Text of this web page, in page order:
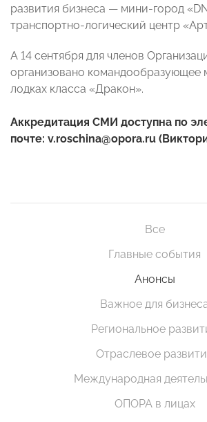
развития бизнеса — мини-город
транспортно-логический центр
А 14 сентября для членов
организовано командообразующее
лодках класса «Дракон».
Аккредитация СМИ доступна по
почте: v.roschina@opora.ru
Все
Главные события
Анонсы
Важное для
Региональное
Отраслевое
Международная
ОПОРА в лицах